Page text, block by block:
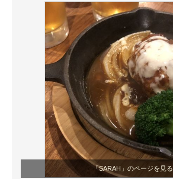
「SARAH」のページを見る